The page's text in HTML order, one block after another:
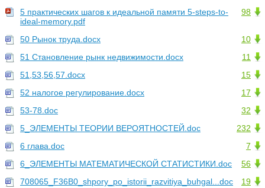
98
5 практических шагов к идеальной памяти 5-steps-to-
ideal-memory.pdf
10
50 Рынок труда.docx
11
51 Становление рынк недвижимости.docx
15
51,53,56,57.docx
17
52 налогое регулирование.docx
32
53-78.doc
232
5_ЭЛЕМЕНТЫ ТЕОРИИ ВЕРОЯТНОСТЕЙ.doc
7
6 глава.doc
56
6_ЭЛЕМЕНТЫ МАТЕМАТИЧЕСКОЙ СТАТИСТИКИ.doc
19
708065_F36B0_shpory_po_istorii_razvitiya_buhgal...doc